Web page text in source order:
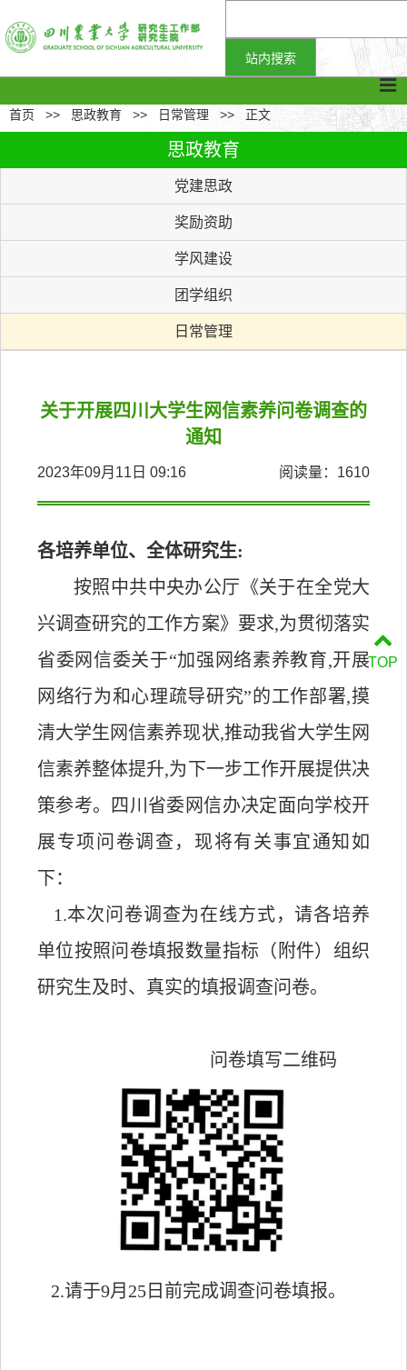
首页 >> 思政教育 >> 日常管理 >> 正文
思政教育
党建思政
奖励资助
学风建设
团学组织
日常管理
关于开展四川大学生网信素养问卷调查的
通知
2023年09月11日 09:16 阅读量： 1610
各培养单位、全体研究生:
按照中共中央办公厅《关于在全党大
兴调查研究的工作方案》要求,为贯彻落实
省委网信委关于“加强网络素养教育,开展
网络行为和心理疏导研究”的工作部署,摸
清大学生网信素养现状,推动我省大学生网
信素养整体提升,为下一步工作开展提供决
策参考。四川省委网信办决定面向学校开
展专项问卷调查，现将有关事宜通知如
下：
1.本次问卷调查为在线方式，请各培养
单位按照问卷填报数量指标（附件）组织
研究生及时、真实的填报调查问卷。
问卷填写二维码
2.请于9月 25 日前完成调查问卷填报。
TOP